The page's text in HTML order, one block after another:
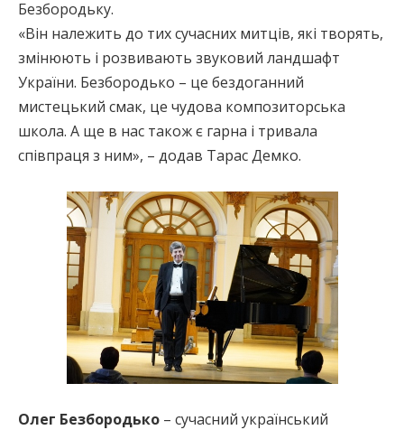
Безбородьку.
«Він належить до тих сучасних митців, які творять,
змінюють і розвивають звуковий ландшафт
України. Безбородько – це бездоганний
мистецький смак, це чудова композиторська
школа. А ще в нас також є гарна і тривала
співпраця з ним», – додав Тарас Демко.
Олег Безбородько – сучасний український